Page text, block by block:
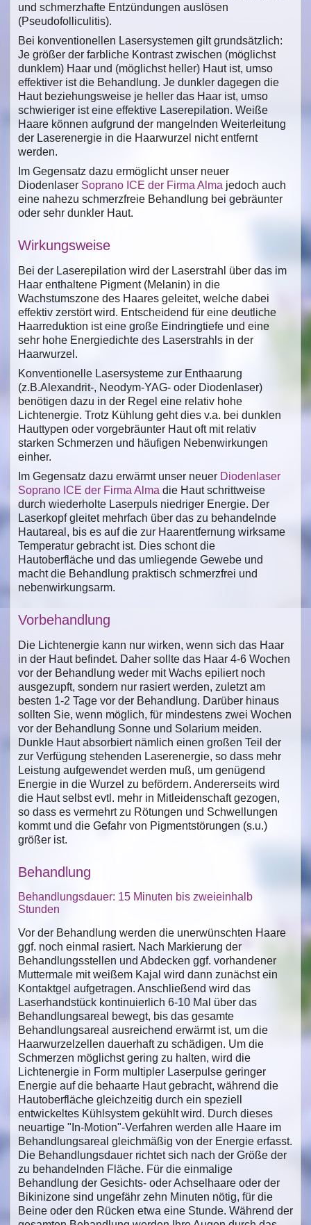
und schmerzhafte Entzündungen auslösen
(Pseudofolliculitis).
Bei konventionellen Lasersystemen gilt grundsätzlich:
Je größer der farbliche Kontrast zwischen (möglichst
dunklem) Haar und (möglichst heller) Haut ist, umso
effektiver ist die Behandlung. Je dunkler dagegen die
Haut beziehungsweise je heller das Haar ist, umso
schwieriger ist eine effektive Laserepilation. Weiße
Haare können aufgrund der mangelnden Weiterleitung
der Laserenergie in die Haarwurzel nicht entfernt
werden.
Im Gegensatz dazu ermöglicht unser neuer
Diodenlaser Soprano ICE der Firma Alma jedoch auch
eine nahezu schmerzfreie Behandlung bei gebräunter
oder sehr dunkler Haut.
Wirkungsweise
Bei der Laserepilation wird der Laserstrahl über das im
Haar enthaltene Pigment (Melanin) in die
Wachstumszone des Haares geleitet, welche dabei
effektiv zerstört wird. Entscheidend für eine deutliche
Haarreduktion ist eine große Eindringtiefe und eine
sehr hohe Energiedichte des Laserstrahls in der
Haarwurzel.
Konventionelle Lasersysteme zur Enthaarung
(z.B.Alexandrit-, Neodym-YAG- oder Diodenlaser)
benötigen dazu in der Regel eine relativ hohe
Lichtenergie. Trotz Kühlung geht dies v.a. bei dunklen
Hauttypen oder vorgebräunter Haut oft mit relativ
starken Schmerzen und häufigen Nebenwirkungen
einher.
Im Gegensatz dazu erwärmt unser neuer Diodenlaser
Soprano ICE der Firma Alma die Haut schrittweise
durch wiederholte Laserpuls niedriger Energie. Der
Laserkopf gleitet mehrfach über das zu behandelnde
Hautareal, bis es auf die zur Haarentfernung wirksame
Temperatur gebracht ist. Dies schont die
Hautoberfläche und das umliegende Gewebe und
macht die Behandlung praktisch schmerzfrei und
nebenwirkungsarm.
Vorbehandlung
Die Lichtenergie kann nur wirken, wenn sich das Haar
in der Haut befindet. Daher sollte das Haar 4-6 Wochen
vor der Behandlung weder mit Wachs epiliert noch
ausgezupft, sondern nur rasiert werden, zuletzt am
besten 1-2 Tage vor der Behandlung. Darüber hinaus
sollten Sie, wenn möglich, für mindestens zwei Wochen
vor der Behandlung Sonne und Solarium meiden.
Dunkle Haut absorbiert nämlich einen großen Teil der
zur Verfügung stehenden Laserenergie, so dass mehr
Leistung aufgewendet werden muß, um genügend
Energie in die Wurzel zu befördern. Andererseits wird
die Haut selbst evtl. mehr in Mitleidenschaft gezogen,
so dass es vermehrt zu Rötungen und Schwellungen
kommt und die Gefahr von Pigmentstörungen (s.u.)
größer ist.
Behandlung
Behandlungsdauer: 15 Minuten bis zweieinhalb
Stunden
Vor der Behandlung werden die unerwünschten Haare
ggf. noch einmal rasiert. Nach Markierung der
Behandlungsstellen und Abdecken ggf. vorhandener
Muttermale mit weißem Kajal wird dann zunächst ein
Kontaktgel aufgetragen. Anschließend wird das
Laserhandstück kontinuierlich 6-10 Mal über das
Behandlungsareal bewegt, bis das gesamte
Behandlungsareal ausreichend erwärmt ist, um die
Haarwurzelzellen dauerhaft zu schädigen. Um die
Schmerzen möglichst gering zu halten, wird die
Lichtenergie in Form multipler Laserpulse geringer
Energie auf die behaarte Haut gebracht, während die
Hautoberfläche gleichzeitig durch ein speziell
entwickeltes Kühlsystem gekühlt wird. Durch dieses
neuartige "In-Motion"-Verfahren werden alle Haare im
Behandlungsareal gleichmäßig von der Energie erfasst.
Die Behandlungsdauer richtet sich nach der Größe der
zu behandelnden Fläche. Für die einmalige
Behandlung der Gesichts- oder Achselhaare oder der
Bikinizone sind ungefähr zehn Minuten nötig, für die
Beine oder den Rücken etwa eine Stunde. Während der